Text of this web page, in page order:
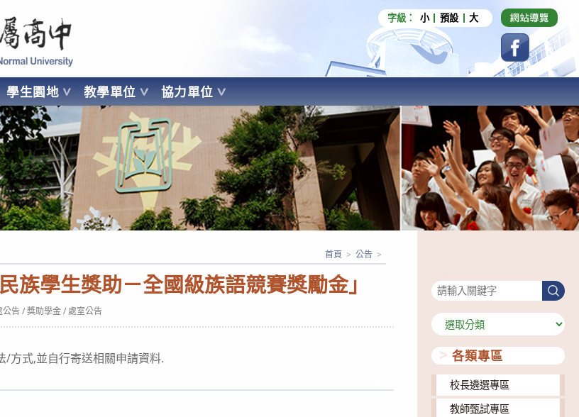
Normal University
字級： 小 預設 大
學生園地 教學單位 協力單位
UNIVERSITY
族學生獎助－全國級族語競賽獎勵金」
首頁 > 公告 >
公告 / 獎助學金 / 處室公告
/方式,並自行寄送相關申請資料.
搜
尋
分
類
各類專區
校長遴選專區
教師甄試專區